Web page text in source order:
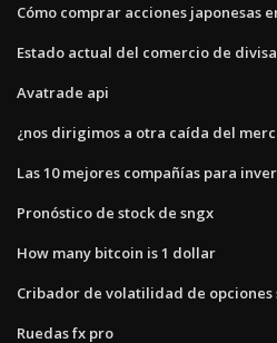
Cómo comprar acciones japonesas
Estado actual del comercio de
Avatrade api
¿nos dirigimos a otra caída del
Las 10 mejores compañías para
Pronóstico de stock de sngx
How many bitcoin is 1 dollar
Cribador de volatilidad de opciones
Ruedas fx pro